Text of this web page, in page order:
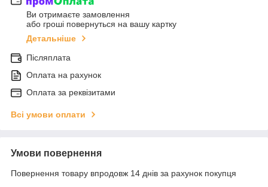
Ви отримаєте замовлення
або гроші повернуться на вашу картку
Детальніше
Післяплата
Оплата на рахунок
Оплата за реквізитами
Всі умови оплати
Умови повернення
Повернення товару впродовж 14 днів за рахунок покупця